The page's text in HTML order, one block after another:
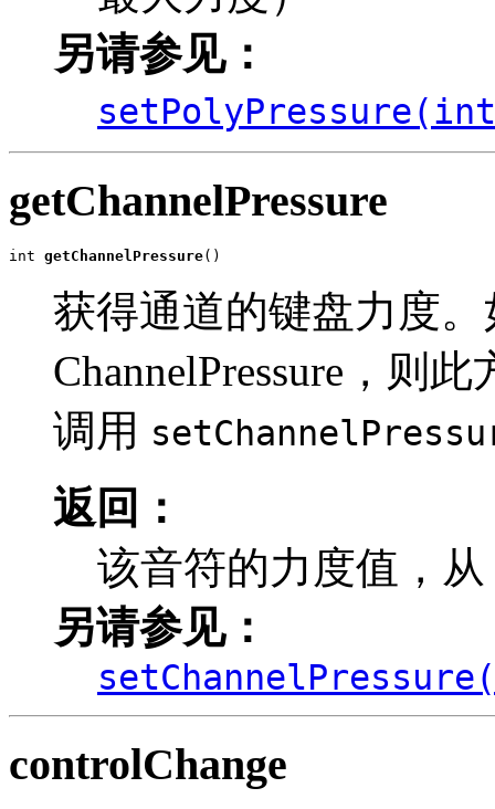
另请参见：
getChannelPressure
int getChannelPressure()
获得通道的键盘力度
ChannelPressure，则
调用
返回：
该音符的力度值，
另请参见：
controlChange